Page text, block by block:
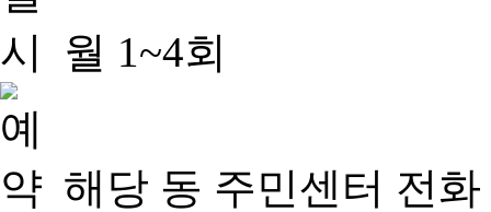
월 1~4회
해당 동 주민센터 전